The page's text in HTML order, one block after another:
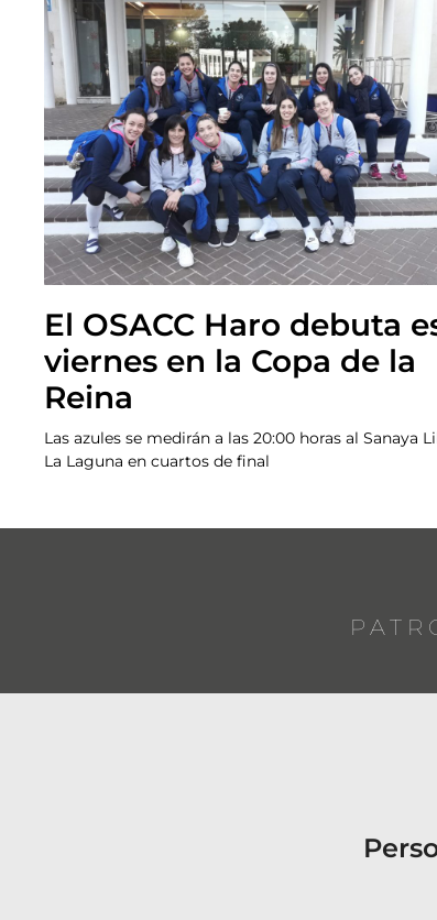
El OSACC Haro debuta
viernes en la Copa de la
Reina
Las azules se medirán a las 20:00 horas al Sanaya
La Laguna en cuartos de final